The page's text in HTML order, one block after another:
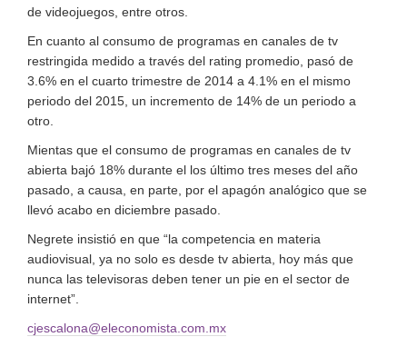
de videojuegos, entre otros.
En cuanto al consumo de programas en canales de tv
restringida medido a través del rating promedio, pasó de
3.6% en el cuarto trimestre de 2014 a 4.1% en el mismo
periodo del 2015, un incremento de 14% de un periodo a
otro.
Mientas que el consumo de programas en canales de tv
abierta bajó 18% durante el los último tres meses del año
pasado, a causa, en parte, por el apagón analógico que se
llevó acabo en diciembre pasado.
Negrete insistió en que “la competencia en materia
audiovisual, ya no solo es desde tv abierta, hoy más que
nunca las televisoras deben tener un pie en el sector de
internet”.
cjescalona@eleconomista.com.mx